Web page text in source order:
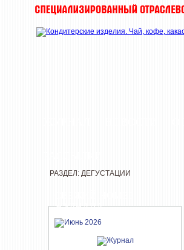
ЖУРНАЛА
РАЗДЕЛ: ДЕГУСТАЦИИ